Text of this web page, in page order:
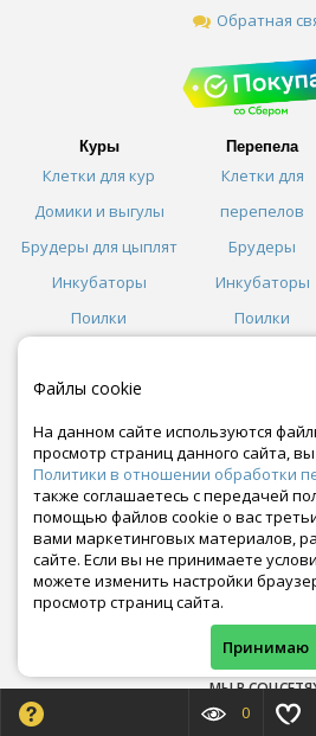
Обратная
Куры
Клетки для кур
Домики и выгулы
Брудеры для цыплят
Инкубаторы
Поилки
Косилки
Сепараторы
Перепела
Клетки для
перепелов
Брудеры
Инкубаторы
Поилки
Как сделать
Условия доставки
Договор
Оптовикам
Возврат
Политика
Гарантии
Отзывы
МЫ В
0
Файлы cookie
На данном сайте используются
просмотр страниц данного сайта,
Политики в отношении обработки
также соглашаетесь с передачей
помощью файлов cookie о вас
вами маркетинговых материалов,
сайте. Если вы не принимаете
можете изменить настройки
просмотр страниц сайта.
Принимаю